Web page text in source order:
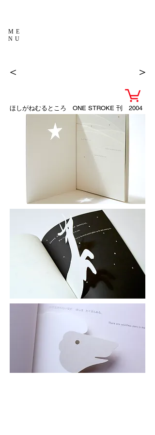
ME
NU
＜ ＞
ほしがねむるところ ONE STROKE 刊 2004